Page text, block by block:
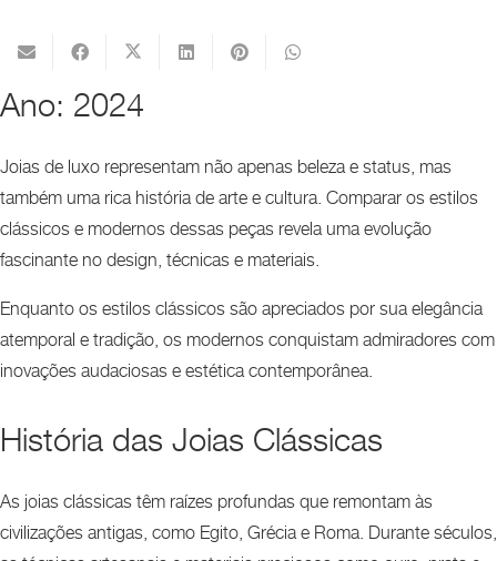
Ano: 2024
Joias de luxo representam não apenas beleza e status, mas
também uma rica história de arte e cultura. Comparar os estilos
clássicos e modernos dessas peças revela uma evolução
fascinante no design, técnicas e materiais.
Enquanto os estilos clássicos são apreciados por sua elegância
atemporal e tradição, os modernos conquistam admiradores com
inovações audaciosas e estética contemporânea.
História das Joias Clássicas
As joias clássicas têm raízes profundas que remontam às
civilizações antigas, como Egito, Grécia e Roma. Durante séculos,